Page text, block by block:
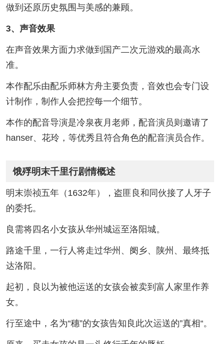
做到还原历史氛围与美感的兼顾。
3、声音效果
在声音效果方面力求做到国产二次元游戏的最高水
准。
本作配乐由配乐师林方舟主要负责，音效也会专门设
计制作，制作人会把控每一个细节。
本作的配音导演是冷泉夜月老师，配音演员则邀请了
hanser、花玲，等优秀且符合角色的配音演员合作。
饿殍明末千里行剧情概述
明末崇祯五年（1632年），盗匪良和同伙接了人牙子
的委托。
良需将四名小女孩从华州城运至洛阳城。
路途千里，一行人将走过华州、阌乡、陕州、最终抵
达洛阳。
起初，良以为被他运送的女孩会被卖到富人家里作养
女。
行至途中，名为“穗”的女孩告知良此次运送的”真相“。